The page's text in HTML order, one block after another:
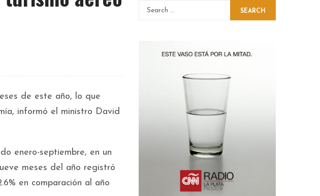
de este año, lo que
informó el ministro David
enero-septiembre, en un
meses del año registró
en comparación al año
SEARCH